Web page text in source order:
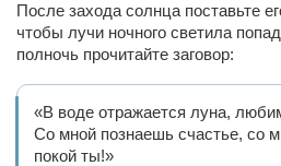
После захода солнца поставьте
чтобы лучи ночного светила
полночь прочитайте заговор:
«В воде отражается луна,
Со мной познаешь счастье, со
покой ты!»